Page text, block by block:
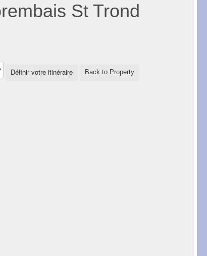
St Trond
Back to Property